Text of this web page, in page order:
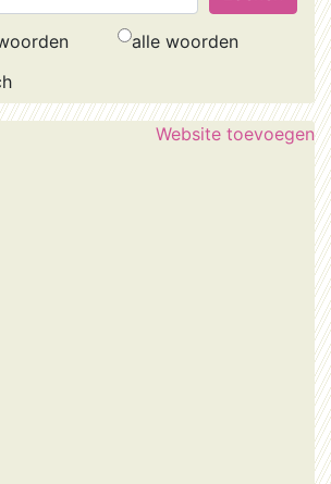
alle woorden
Website toevoegen